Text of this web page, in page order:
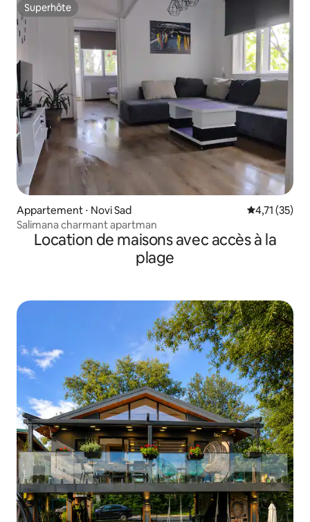
Superhôte
Superhôte
Appartement ⋅ Novi Sad Évaluation
4,71 (35)
Salimana charmant apartman
Location de maisons avec accès à la
plage